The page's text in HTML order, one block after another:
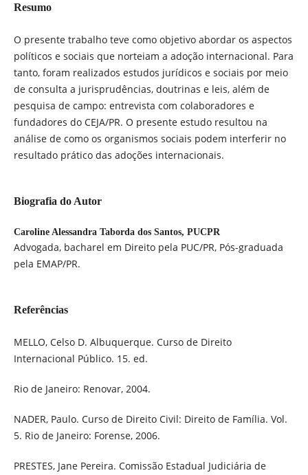
Resumo
O presente trabalho teve como objetivo abordar os aspectos
políticos e sociais que norteiam a adoção internacional. Para
tanto, foram realizados estudos jurídicos e sociais por meio
de consulta a jurisprudências, doutrinas e leis, além de
pesquisa de campo: entrevista com colaboradores e
fundadores do CEJA/PR. O presente estudo resultou na
análise de como os organismos sociais podem interferir no
resultado prático das adoções internacionais.
Biografia do Autor
Caroline Alessandra Taborda dos Santos, PUCPR
Advogada, bacharel em Direito pela PUC/PR, Pós-graduada
pela EMAP/PR.
Referências
MELLO, Celso D. Albuquerque. Curso de Direito
Internacional Público. 15. ed.
Rio de Janeiro: Renovar, 2004.
NADER, Paulo. Curso de Direito Civil: Direito de Família. Vol.
5. Rio de Janeiro: Forense, 2006.
PRESTES, Jane Pereira. Comissão Estadual Judiciária de